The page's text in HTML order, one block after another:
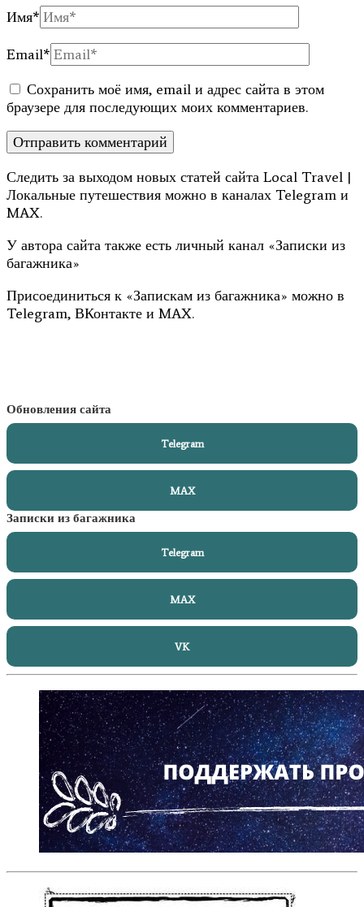
Имя*
Email*
Сохранить моё имя, email и адрес сайта в этом
браузере для последующих моих комментариев.
Следить за выходом новых статей сайта Local Travel |
Локальные путешествия можно в каналах Telegram и
MAX.
У автора сайта также есть личный канал «Записки из
багажника»
Присоединиться к «Запискам из багажника» можно в
Telegram, ВКонтакте и MAX.
Обновления сайта
Telegram
MAX
Записки из багажника
Telegram
MAX
VK